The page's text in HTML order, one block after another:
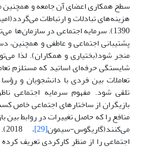
سطح همکاری اعضای آن جامعه و
هزینه‌های تبادلات و ارتباطات
1390). سرمایه اجتماعی در سازمان‌ها
پشتیبانی اجتماعی و عاطفی و همچنین،
منجر شود(بختیاری و همکاران). لذا
شایستگی حرفه‌ای اساتید که مستلزم
تعاملات بین فردی با دانشجویان و
تلقی شود. مفهوم سرمایه اجتماعی
بازیگران از ساختارهای اجتماعی
منافع را که حاصل تغییرات در روابط بین
می‌کنند(گاریگوس-سیمون[29] ، 2018). کلمن
اجتماعی را از منظر کارکردی تعریف